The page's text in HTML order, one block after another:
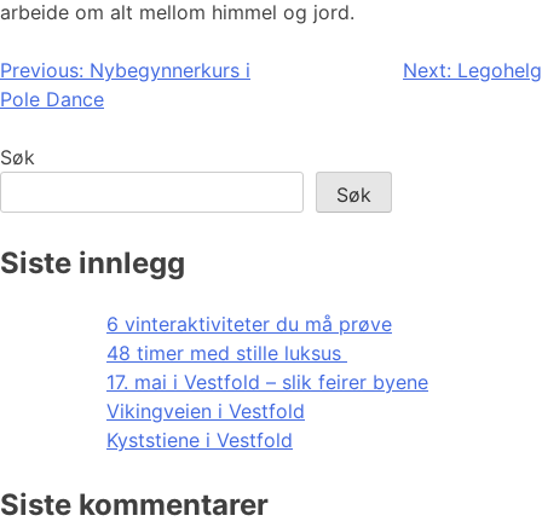
arbeide om alt mellom himmel og jord.
Innleggsnavigasjon
Previous: Nybegynnerkurs i
Pole Dance
Next: Legohelg
Søk
Søk
Siste innlegg
6 vinteraktiviteter du må prøve
48 timer med stille luksus
17. mai i Vestfold – slik feirer byene
Vikingveien i Vestfold
Kyststiene i Vestfold
Siste kommentarer